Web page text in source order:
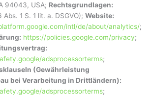
94043, USA; Rechtsgrundlagen:
1 S. 1 lit. a. DSGVO); Website:
intl/de/about/analytics/;
https://policies.google.com/privacy;
adsprocessorterms;
(Gewährleistung
bei Verarbeitung in Drittländern):
adsprocessorterms;